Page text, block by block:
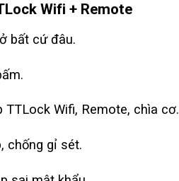
Wifi + Remote
bất cứ đâu.
Wifi, Remote, chìa cơ.
chống gỉ sét.